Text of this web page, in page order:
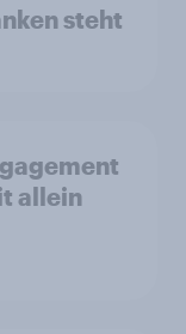
steht
allein